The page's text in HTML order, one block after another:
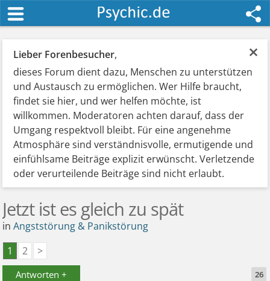
×
Lieber Forenbesucher,
dieses Forum dient dazu, Menschen zu unterstützen
und Austausch zu ermöglichen. Wer Hilfe braucht,
findet sie hier, und wer helfen möchte, ist
willkommen. Moderatoren achten darauf, dass der
Umgang respektvoll bleibt. Für eine angenehme
Atmosphäre sind verständnisvolle, ermutigende und
einfühlsame Beiträge explizit erwünscht. Verletzende
oder verurteilende Beiträge sind nicht erlaubt.
Jetzt ist es gleich zu spät
inAngststörung & Panikstörung
1
2 >
Antworten + 26